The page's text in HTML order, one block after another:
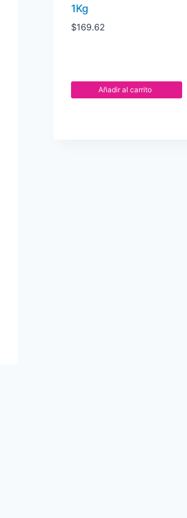
1Kg
$169.62
Añadir al carrito